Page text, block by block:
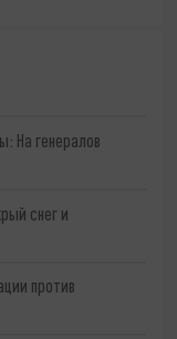
На генералов
снег и
против